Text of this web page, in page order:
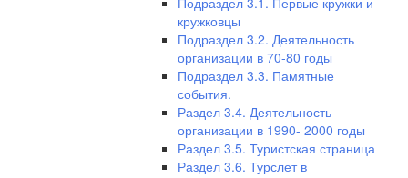
кружковцы
Подраздел 3.2. Деятельность
организации в 70-80 годы
Подраздел 3.3. Памятные
события.
Раздел 3.4. Деятельность
организации в 1990- 2000 годы
Раздел 3.5. Туристская страница
Раздел 3.6. Турслет в